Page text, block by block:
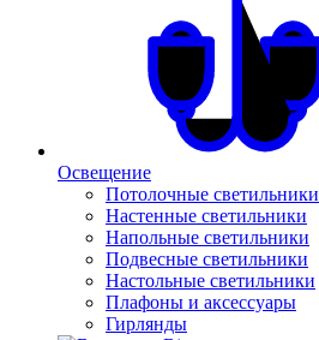
Освещение
Потолочные светильники
Настенные светильники
Напольные светильники
Подвесные светильники
Настольные светильники
Плафоны и аксессуары
Гирлянды